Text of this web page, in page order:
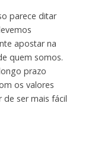
parece ditar
apostar na
quem somos.
prazo
os valores
ser mais fácil